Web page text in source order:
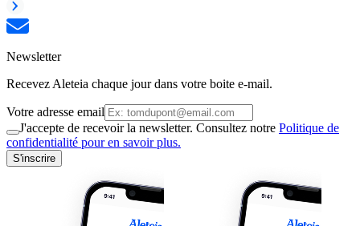
Newsletter
Recevez Aleteia chaque jour dans votre boite e-mail.
Votre adresse email
J'accepte de recevoir la newsletter. Consultez notre Politique de
confidentialité pour en savoir plus.
S'inscrire